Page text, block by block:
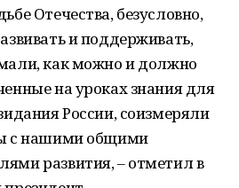
Отечества, безусловно,
и поддерживать,
как можно и должно
на уроках знания для
России, соизмеряли
с нашими общими
развития, – отметил в